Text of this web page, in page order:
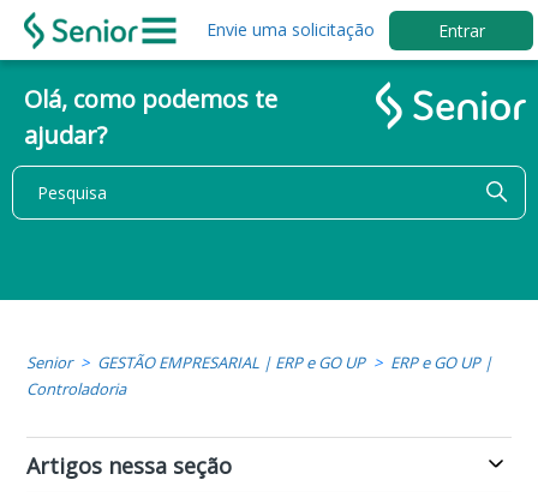
Envie uma solicitação Entrar
Olá, como podemos te
ajudar?
Senior GESTÃO EMPRESARIAL | ERP e GO UP
ERP e GO UP |
Controladoria
Artigos nessa seção